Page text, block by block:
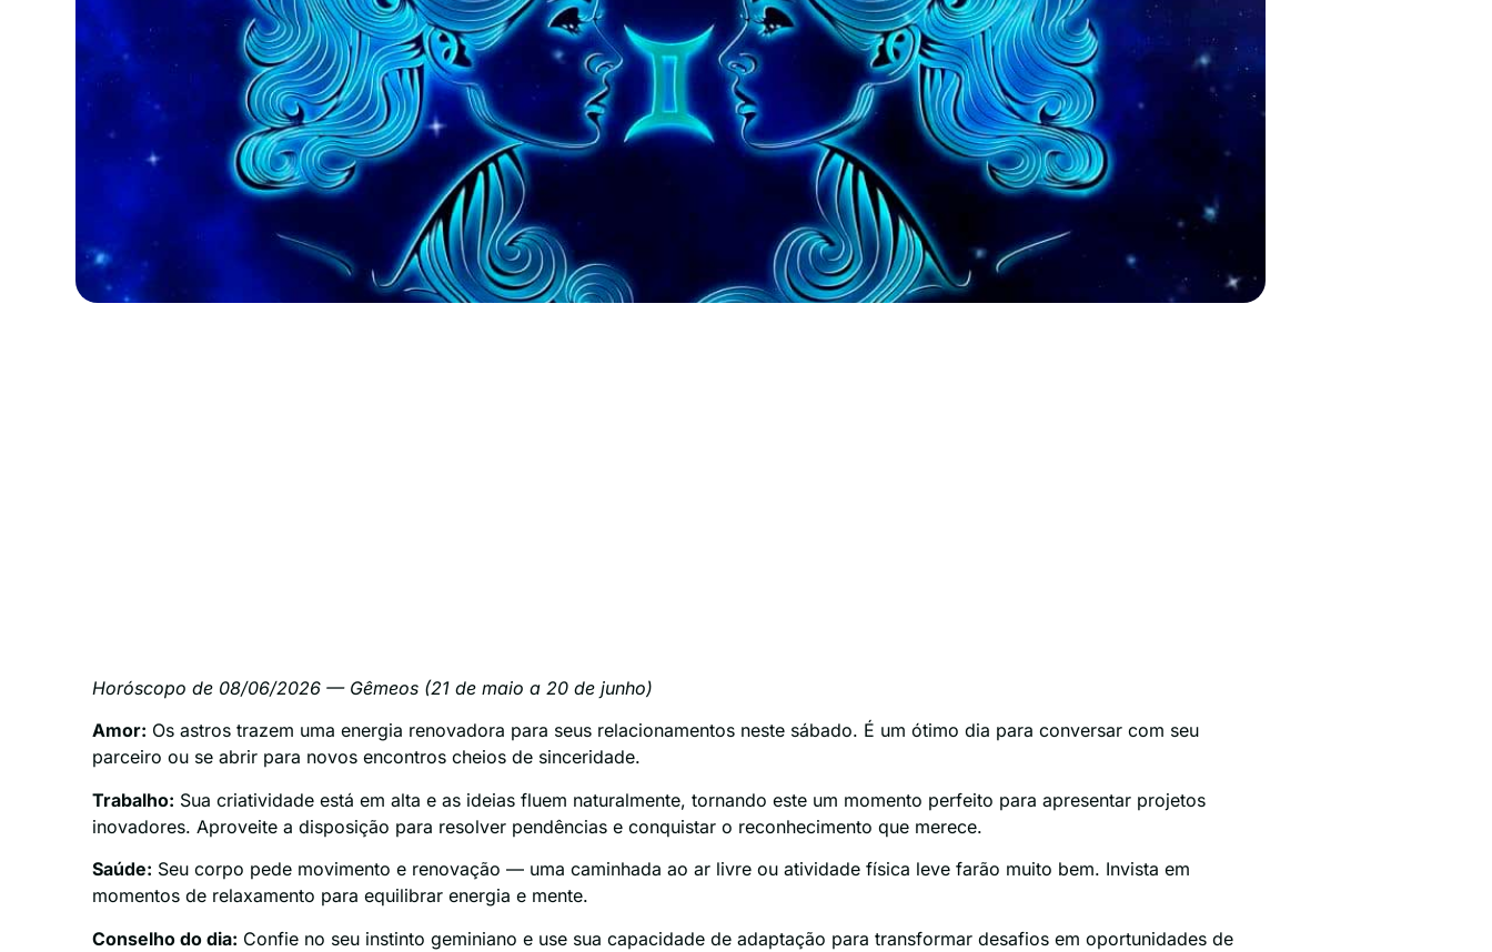
Horóscopo de 08/06/2026 — Gêmeos (21 de maio a 20 de junho)
Amor: Os astros trazem uma energia renovadora para seus relacionamentos neste sábado. É um ótimo dia para conversar com seu
parceiro ou se abrir para novos encontros cheios de sinceridade.
Trabalho: Sua criatividade está em alta e as ideias fluem naturalmente, tornando este um momento perfeito para apresentar projetos
inovadores. Aproveite a disposição para resolver pendências e conquistar o reconhecimento que merece.
Saúde: Seu corpo pede movimento e renovação — uma caminhada ao ar livre ou atividade física leve farão muito bem. Invista em
momentos de relaxamento para equilibrar energia e mente.
Conselho do dia: Confie no seu instinto geminiano e use sua capacidade de adaptação para transformar desafios em oportunidades de